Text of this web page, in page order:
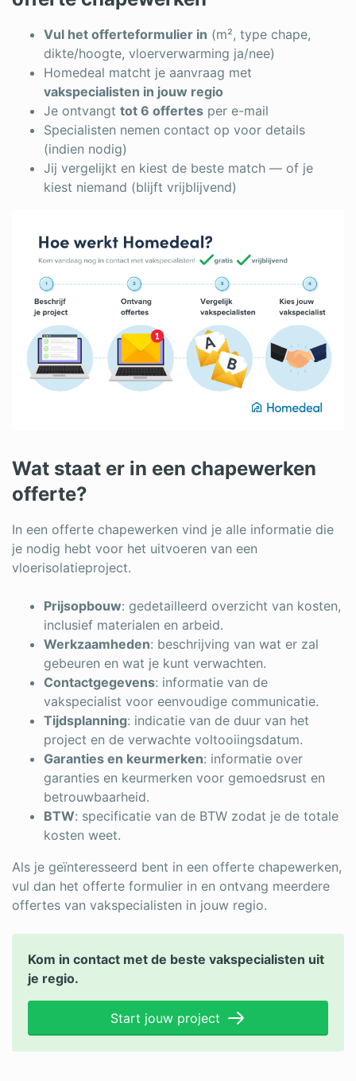
Vul het offerteformulier in (m², type chape,
dikte/hoogte, vloerverwarming ja/nee)
Homedeal matcht je aanvraag met
vakspecialisten in jouw regio
Je ontvangt tot 6 offertes per e-mail
Specialisten nemen contact op voor details
(indien nodig)
Jij vergelijkt en kiest de beste match — of je
kiest niemand (blijft vrijblijvend)
Wat staat er in een chapewerken
offerte?
In een offerte chapewerken vind je alle informatie die
je nodig hebt voor het uitvoeren van een
vloerisolatieproject.
Prijsopbouw: gedetailleerd overzicht van kosten,
inclusief materialen en arbeid.
Werkzaamheden: beschrijving van wat er zal
gebeuren en wat je kunt verwachten.
Contactgegevens: informatie van de
vakspecialist voor eenvoudige communicatie.
Tijdsplanning: indicatie van de duur van het
project en de verwachte voltooiingsdatum.
Garanties en keurmerken: informatie over
garanties en keurmerken voor gemoedsrust en
betrouwbaarheid.
BTW: specificatie van de BTW zodat je de totale
kosten weet.
Als je geïnteresseerd bent in een offerte chapewerken,
vul dan het offerte formulier in en ontvang meerdere
offertes van vakspecialisten in jouw regio.
Kom in contact met de beste vakspecialisten uit
je regio.
Start jouw project